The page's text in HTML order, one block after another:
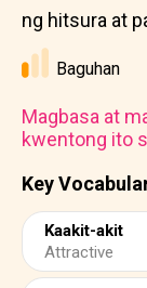
Key
Kaakit-akit
Attractive
ng hitsura at
Baguhan
Magbasa at
kwentong ito